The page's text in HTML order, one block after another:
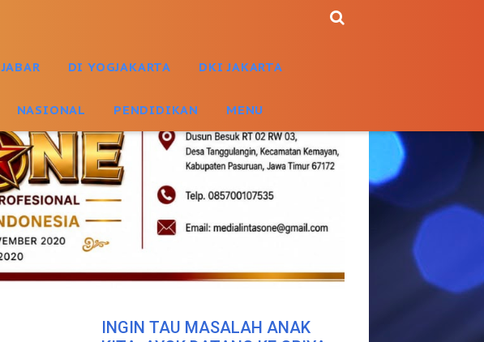
JABAR DI YOGJAKARTA DKI JAKARTA
NASIONAL PENDIDIKAN MENU
INGIN TAU MASALAH ANAK